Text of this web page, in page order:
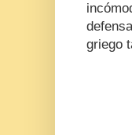
griego